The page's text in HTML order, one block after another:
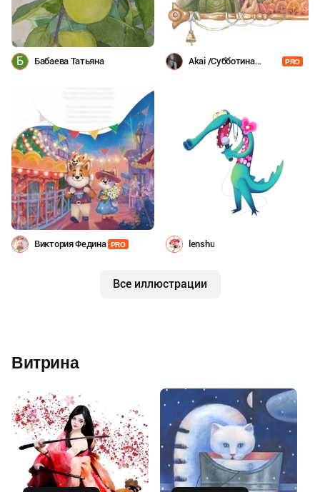
Б Бабаева Татьяна
Akai /Субботина
PRO
Виктория Федина PRO lenshu
Все иллюстрации
Витрина
Купить Купить